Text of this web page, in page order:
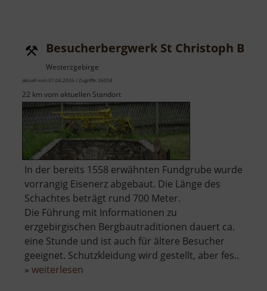
Besucherbergwerk St Christoph
Westerzgebirge
aktuell vom 07.06.2026 / Zugriffe: 26058
22 km vom aktuellen Standort
In der bereits 1558 erwähnten Fundgrube wurde
vorrangig Eisenerz abgebaut. Die Länge des
Schachtes beträgt rund 700 Meter.
Die Führung mit Informationen zu
erzgebirgischen Bergbautraditionen dauert ca.
eine Stunde und ist auch für ältere Besucher
geeignet. Schutzkleidung wird gestellt, aber fes..
» weiterlesen